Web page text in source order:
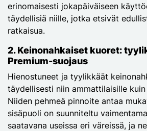
erinomaisesti jokapäiväiseen
täydellisiä niille, jotka etsivät
ratkaisua.
2. Keinonahkaiset kuoret:
Premium-suojaus
Hienostuneet ja tyylikkäät
täydellisesti niin ammattilaisille
Niiden pehmeä pinnoite antaa
sisäpuoli on suunniteltu
saatavana useissa eri väreissä, ja